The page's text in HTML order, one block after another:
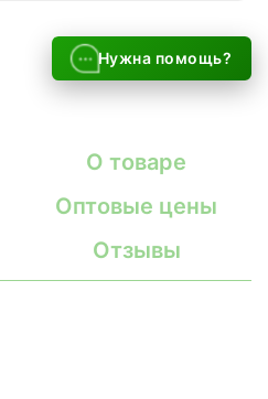
Нужна помощь?
О товаре
Оптовые цены
Отзывы